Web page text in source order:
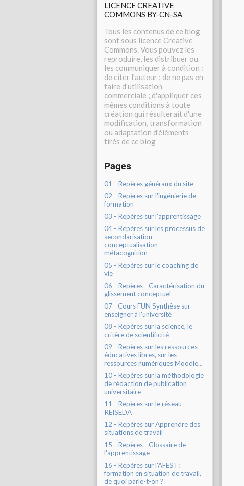
LICENCE CREATIVE
COMMONS BY-CN-SA
Tous les contenus de ce blog
sont sous licence Creative
Commons. Vous pouvez les
reproduire, les distribuer ou
les communiquer à condition :
de citer l'auteur ; de ne pas en
faire d'utilisation
commerciale ; d'appliquer ces
mêmes conditions à toute
création qui résulterait d'une
modification, transformation
ou adaptation d'éléments
tirés de ce blog
Pages
01 - Repères généraux du site
02 - Repères sur l'ingénierie de
formation
03 - Repères sur l'apprentissage
04 - Repères sur les processus de
secondarisation -
conceptualisation -
métacognition
05 - Repères sur le coaching de
vie
06 - Repères - Caractérisation du
glissement conceptuel
07 - Cours FUN Synthèse sur
enseigner à l'université
08 - Repères sur la science, le
critère de scientificité
09 - Repères sur les ressources
éducatives libres, sur les
ressources numériques Moodle...
10 - Repères sur la méthodologie
de rédaction de publication
universitaire
11 - Repères sur le réseau
REISEDA
12 - Repères sur Apprendre des
situations de travail
15 - Repères - Glossaire de
l'apprentissage
16 - Repères sur l'AFEST:
formation en situation de travail,
de quoi parle-t-on ?